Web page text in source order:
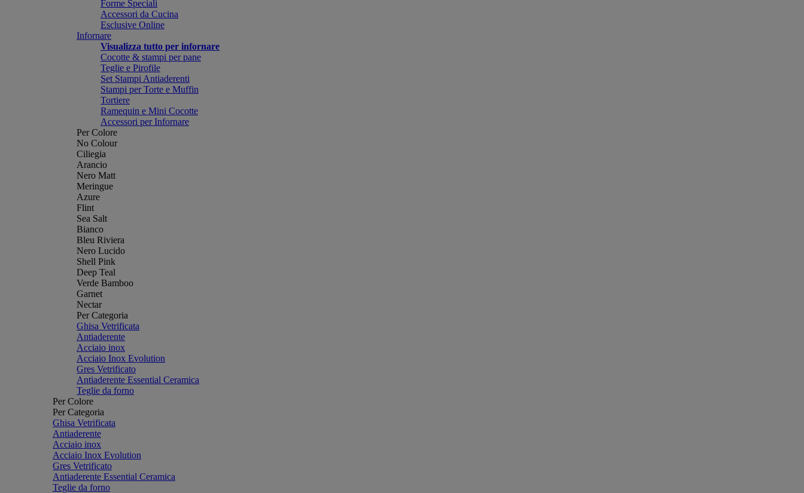
Forme Speciali
Accessori da Cucina
Esclusive Online
Infornare
Visualizza tutto per infornare
Cocotte & stampi per pane
Teglie e Pirofile
Set Stampi Antiaderenti
Stampi per Torte e Muffin
Tortiere
Ramequin e Mini Cocotte
Accessori per Infornare
Per Colore
No Colour
Ciliegia
Arancio
Nero Matt
Meringue
Azure
Flint
Sea Salt
Bianco
Bleu Riviera
Nero Lucido
Shell Pink
Deep Teal
Verde Bamboo
Garnet
Nectar
Per Categoria
Ghisa Vetrificata
Antiaderente
Acciaio inox
Acciaio Inox Evolution
Gres Vetrificato
Antiaderente Essential Ceramica
Teglie da forno
Per Colore
Per Categoria
Ghisa Vetrificata
Antiaderente
Acciaio inox
Acciaio Inox Evolution
Gres Vetrificato
Antiaderente Essential Ceramica
Teglie da forno